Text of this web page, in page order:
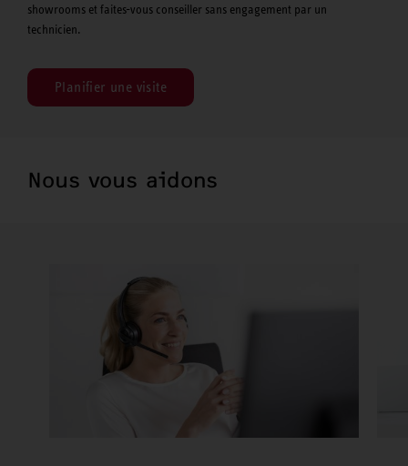
showrooms et faites-vous conseiller sans engagement par un
technicien.
Planifier une visite
Nous vous aidons